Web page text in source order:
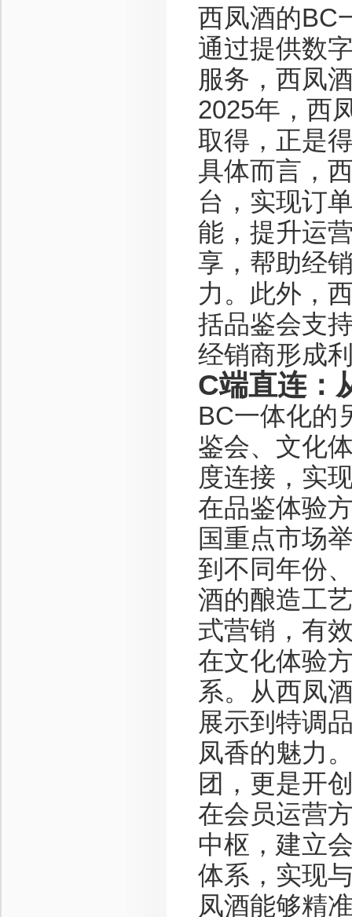
西凤酒的BC
通过提供数
服务，西凤
2025年，西
取得，正是
具体而言，
台，实现订
能，提升运
享，帮助经
力。此外，
括品鉴会支
经销商形成
C端直连：
BC一体化的
鉴会、文化
度连接，实
在品鉴体验
国重点市场
到不同年份
酒的酿造工
式营销，有
在文化体验
系。从西凤
展示到特调
凤香的魅力
团，更是开
在会员运营
中枢，建立
体系，实现
凤酒能够精